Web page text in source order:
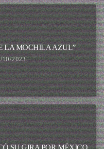
LA MOCHILA AZUL”
10/2023
SU GIRA POR MÉXICO